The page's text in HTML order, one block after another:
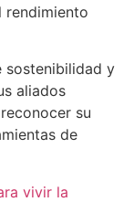
rendimiento
sostenibilidad y
aliados
su
de
vivir la